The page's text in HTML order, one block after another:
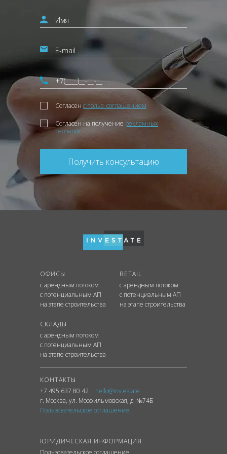
Согласен с польз. соглашением
Согласен на получение рекламных
рассылок
Получить консультацию
ОФИСЫ
с арендным потоком
с потенциальным АП
на этапе строительства
RETAIL
с арендным потоком
с потенциальным АП
на этапе строительства
СКЛАДЫ
с арендным потоком
с потенциальным АП
на этапе строительства
КОНТАКТЫ
+7 495 637 80 42
hello@inv.estate
г. Москва, ул. Мосфильмовская, д. №74Б
Пользовательское соглашение
ЮРИДИЧЕСКАЯ ИНФОРМАЦИЯ
Пользовательское соглашение